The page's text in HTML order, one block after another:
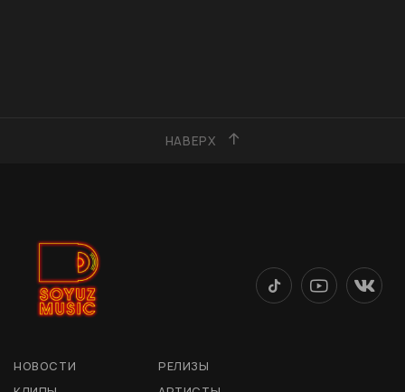
НАВЕРХ
НОВОСТИ
РЕЛИЗЫ